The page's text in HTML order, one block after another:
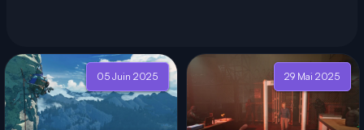
05 Juin 2025 29 Mai 2025